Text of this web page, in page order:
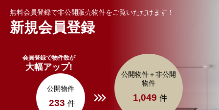
無料会員登録で非公開販売物件をご覧いただけます！
新規会員登録
会員登録で物件数が
大幅アップ!
公開物件
233 件
公開物件＋非公開
物件
1,049 件